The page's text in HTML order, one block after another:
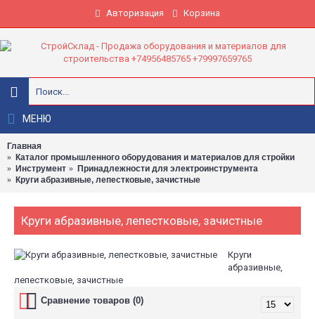
Авторизация Корзина
МЕНЮ
Главная
Каталог промышленного оборудования и материалов для стройки
Инструмент
Принадлежности для электроинструмента
Круги абразивные, лепестковые, зачистные
Круги абразивные, лепестковые, зачистные
Круги
абразивные,
лепестковые, зачистные
Сравнение товаров (0)